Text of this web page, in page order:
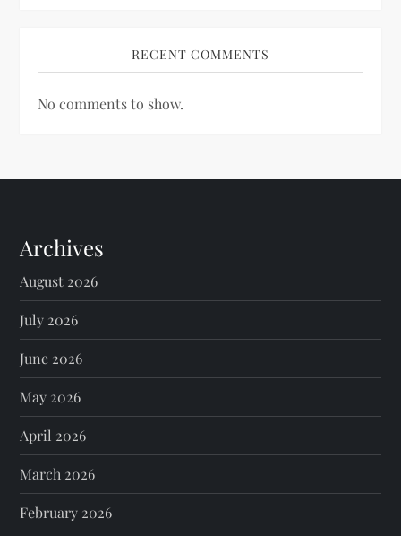
RECENT COMMENTS
No comments to show.
Archives
August 2026
July 2026
June 2026
May 2026
April 2026
March 2026
February 2026